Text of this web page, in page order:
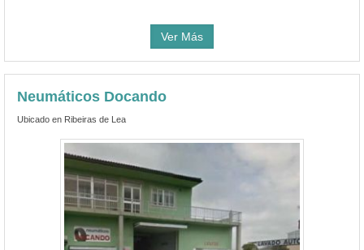
Ver Más
Neumáticos Docando
Ubicado en Ribeiras de Lea